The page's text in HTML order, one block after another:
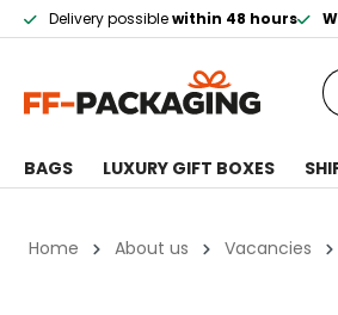
Delivery possiblewithin 48 hours
BAGS LUXURY GIFT BOXES
Home About us Vacancies